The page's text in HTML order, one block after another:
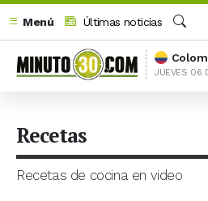
Menú
Últimas noticias
Buscar
JUEVES 06
Recetas
Recetas de cocina en video